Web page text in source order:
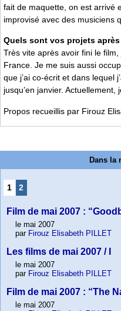
fait de maquette, on est arrivé
improvisé avec des musiciens
Quels sont vos projets
Très vite après avoir fini le
France. Je me suis aussi
que j’ai co-écrit et dans lequel
jusqu’en janvier.
Propos recueillis par Firouz
Dans la
1 2
Film de mai 2007 :
le mai 2007
par Firouz Elisabeth PILLET
Les films de mai 2007 / I
le mai 2007
par Firouz Elisabeth PILLET
Film de mai 2007 : “The
le mai 2007